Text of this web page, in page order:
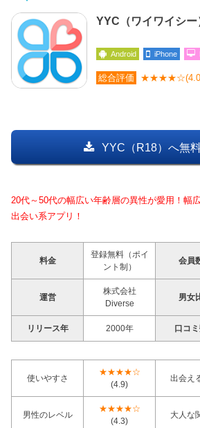
YYC（ワイワイシー
Android iPhone
総合評価
YYC（R18）へ無
20代～50代の幅広い年齢層の異性が愛用！幅
出会い系アプリ！
料金
登録無料（ポイ
ント制）
会員
運営
株式会社
Diverse
男女
リリース年 2000年 口コ
使いやすさ
★★★★☆
(4.9)
出会え
男性のレベル
★★★★☆
(4.3)
大人な